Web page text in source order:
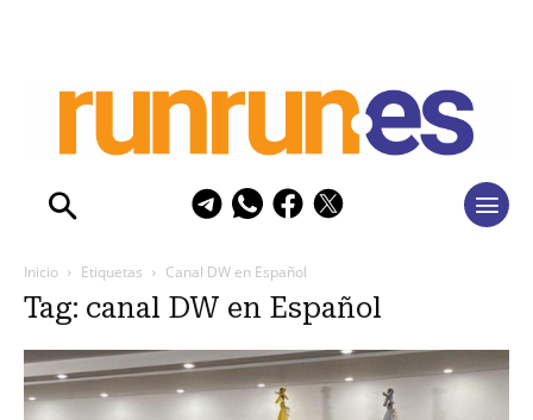
Inicio Etiquetas Canal DW en Español
Tag: canal DW en Español